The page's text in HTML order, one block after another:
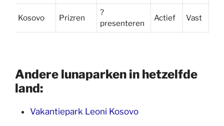
Kosovo Prizren
?
presenteren
Actief Vast
Andere lunaparken in hetzelfde
land:
Vakantiepark Leoni Kosovo